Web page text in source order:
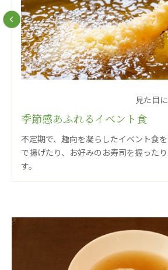
桂寿の郷
訪問看護ステーション秋桜
上桂の郷
ファミリエール吉祥院
教育（共に生きる仲間達）
関東福祉専
国際医療専門学校 浦和学院高
明星幼稚園 志学会高等学校
特定非営利活動法人ファイアーレッズメ
ーツクラブ
その他
株式会社アジアメ
見た目
季節感あふれるイベント食
不定期で、趣向を凝らしたイベント食
で揚げたり、お好みのお寿司を握った
す。